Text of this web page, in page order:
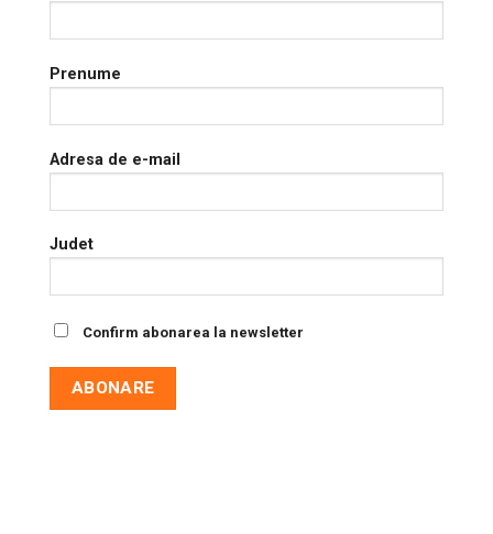
Prenume
Adresa de e-mail
Judet
Confirm abonarea la newsletter